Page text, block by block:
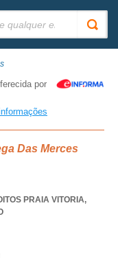
por
Das Merces
PRAIA VITORIA,